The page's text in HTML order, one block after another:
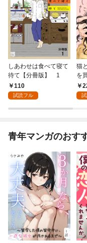
しあわせは食べて寝て
待て【分冊版】 1
110
試読フル
猫
を
版
青年マンガのおす